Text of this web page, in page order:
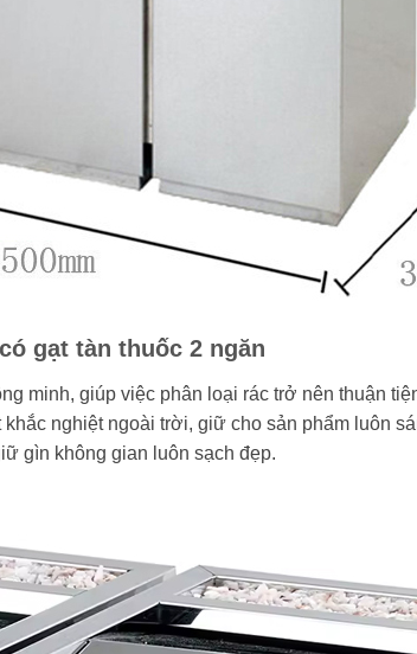
gạt tàn thuốc 2 ngăn
minh, giúp việc phân loại rác trở nên thuận
nghiệt ngoài trời, giữ cho sản phẩm luôn
gìn không gian luôn sạch đẹp.